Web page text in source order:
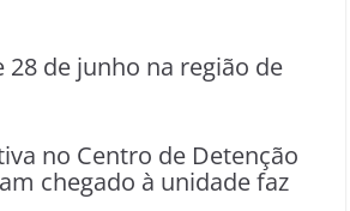
de junho na região de
no Centro de Detenção
chegado à unidade faz